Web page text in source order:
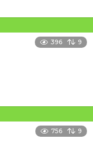
396 9
756 9